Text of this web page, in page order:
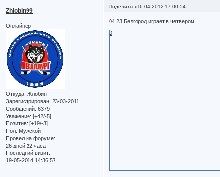
Поделиться16-04-2012 17:00:54
Zhlobin99
Онлайнер
Откуда: Жлобин
Зарегистрирован: 23-03-2011
Сообщений: 6379
Уважение: [+42/-5]
Позитив: [+19/-3]
Пол: Мужской
Провел на форуме:
26 дней 22 часа
Последний визит:
19-05-2014 14:36:57
04.23 Белгород играет в четвером
0